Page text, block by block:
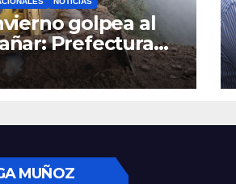
golpea al
Prefectura
en toda
las vías
MUÑOZ